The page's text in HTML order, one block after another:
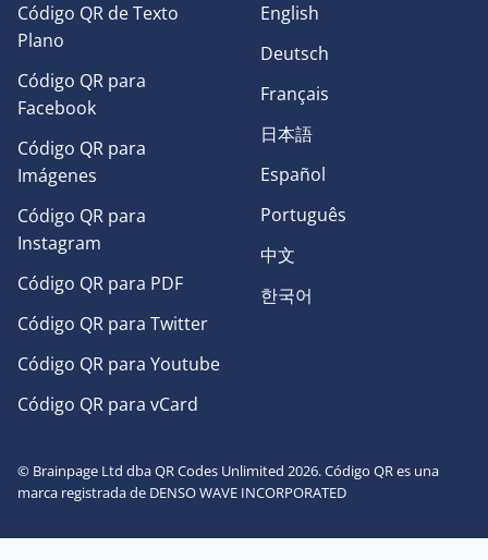
Código QR de Texto
Plano
Código QR para
Facebook
Código QR para
Imágenes
Código QR para
Instagram
Código QR para PDF
Código QR para Twitter
Código QR para Youtube
Código QR para vCard
English
Deutsch
Français
日本語
Español
Português
中文
한국어
© Brainpage Ltd dba QR Codes Unlimited 2026. Código QR es una
marca registrada de DENSO WAVE INCORPORATED